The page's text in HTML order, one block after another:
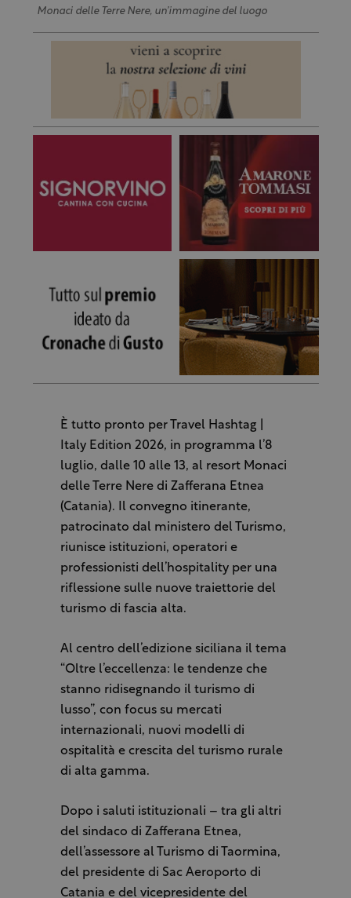
Monaci delle Terre Nere, un’immagine del luogo
È tutto pronto per Travel Hashtag |
Italy Edition 2026, in programma l’8
luglio, dalle 10 alle 13, al resort Monaci
delle Terre Nere di Zafferana Etnea
(Catania). Il convegno itinerante,
patrocinato dal ministero del Turismo,
riunisce istituzioni, operatori e
professionisti dell’hospitality per una
riflessione sulle nuove traiettorie del
turismo di fascia alta.
Al centro dell’edizione siciliana il tema
“Oltre l’eccellenza: le tendenze che
stanno ridisegnando il turismo di
lusso”, con focus su mercati
internazionali, nuovi modelli di
ospitalità e crescita del turismo rurale
di alta gamma.
Dopo i saluti istituzionali – tra gli altri
del sindaco di Zafferana Etnea,
dell’assessore al Turismo di Taormina,
del presidente di Sac Aeroporto di
Catania e del vicepresidente del